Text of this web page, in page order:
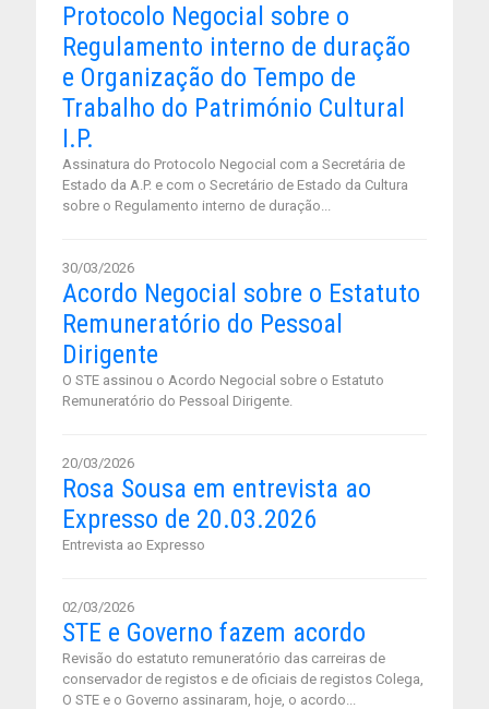
Protocolo Negocial sobre o
Regulamento interno de duração
e Organização do Tempo de
Trabalho do Património Cultural
I.P.
Assinatura do Protocolo Negocial com a Secretária de
Estado da A.P. e com o Secretário de Estado da Cultura
sobre o Regulamento interno de duração...
30/03/2026
Acordo Negocial sobre o Estatuto
Remuneratório do Pessoal
Dirigente
O STE assinou o Acordo Negocial sobre o Estatuto
Remuneratório do Pessoal Dirigente.
20/03/2026
Rosa Sousa em entrevista ao
Expresso de 20.03.2026
Entrevista ao Expresso
02/03/2026
STE e Governo fazem acordo
Revisão do estatuto remuneratório das carreiras de
conservador de registos e de oficiais de registos Colega,
O STE e o Governo assinaram, hoje, o acordo...